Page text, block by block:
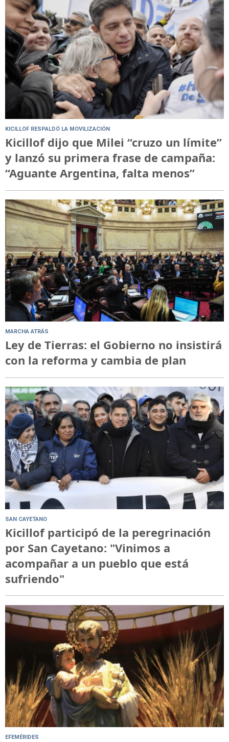
KICILLOF RESPALDÓ LA MOVILIZACIÓN
Kicillof dijo que Milei “cruzo un límite”
y lanzó su primera frase de campaña:
“Aguante Argentina, falta menos”
MARCHA ATRÁS
Ley de Tierras: el Gobierno no insistirá
con la reforma y cambia de plan
SAN CAYETANO
Kicillof participó de la peregrinación
por San Cayetano: "Vinimos a
acompañar a un pueblo que está
sufriendo"
EFEMÉRIDES